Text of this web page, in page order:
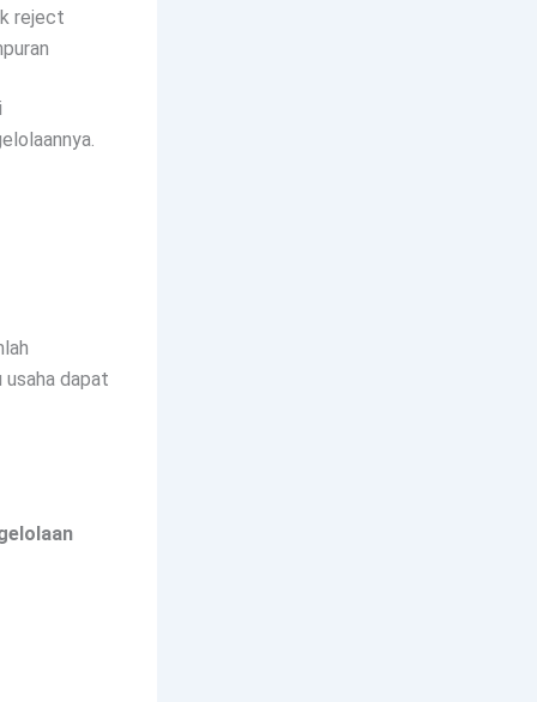
reject
usaha dapat